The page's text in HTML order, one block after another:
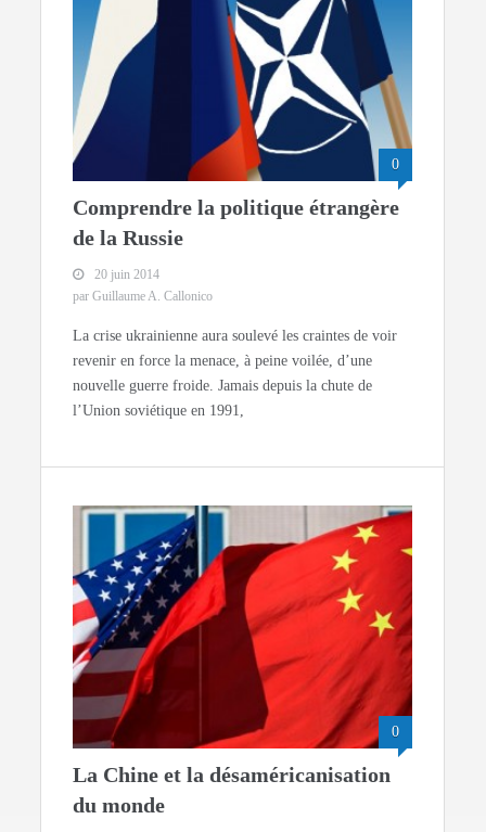
0
Comprendre la politique étrangère
de la Russie
20 juin 2014
par Guillaume A. Callonico
La crise ukrainienne aura soulevé les craintes de voir
revenir en force la menace, à peine voilée, d’une
nouvelle guerre froide. Jamais depuis la chute de
l’Union soviétique en 1991,
0
La Chine et la désaméricanisation
du monde